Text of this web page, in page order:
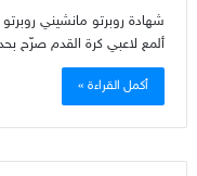
شهادة روبرتو مانشيني
ألمع لاعبي كرة القدم صرّح
أكمل القراءة »